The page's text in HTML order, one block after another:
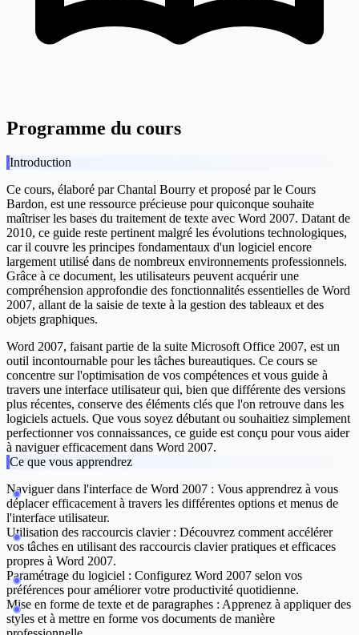
Programme du cours
Introduction
Ce cours, élaboré par Chantal Bourry et proposé par le Cours
Bardon, est une ressource précieuse pour quiconque souhaite
maîtriser les bases du traitement de texte avec Word 2007. Datant de
2010, ce guide reste pertinent malgré les évolutions technologiques,
car il couvre les principes fondamentaux d'un logiciel encore
largement utilisé dans de nombreux environnements professionnels.
Grâce à ce document, les utilisateurs peuvent acquérir une
compréhension approfondie des fonctionnalités essentielles de Word
2007, allant de la saisie de texte à la gestion des tableaux et des
objets graphiques.
Word 2007, faisant partie de la suite Microsoft Office 2007, est un
outil incontournable pour les tâches bureautiques. Ce cours se
concentre sur l'optimisation de vos compétences et vous guide à
travers une interface utilisateur qui, bien que différente des versions
plus récentes, conserve des éléments clés que l'on retrouve dans les
logiciels actuels. Que vous soyez débutant ou souhaitiez simplement
perfectionner vos connaissances, ce guide est conçu pour vous aider
à naviguer efficacement dans Word 2007.
Ce que vous apprendrez
Naviguer dans l'interface de Word 2007 : Vous apprendrez à vous
déplacer efficacement à travers les différentes options et menus de
l'interface utilisateur.
Utilisation des raccourcis clavier : Découvrez comment accélérer
vos tâches en utilisant des raccourcis clavier pratiques et efficaces
propres à Word 2007.
Paramétrage du logiciel : Configurez Word 2007 selon vos
préférences pour améliorer votre productivité quotidienne.
Mise en forme de texte et de paragraphes : Apprenez à appliquer des
styles et à mettre en forme vos documents de manière